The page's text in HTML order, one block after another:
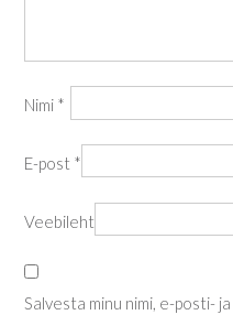
Nimi *
E-post *
Veebileht
Salvesta minu nimi, e-posti-